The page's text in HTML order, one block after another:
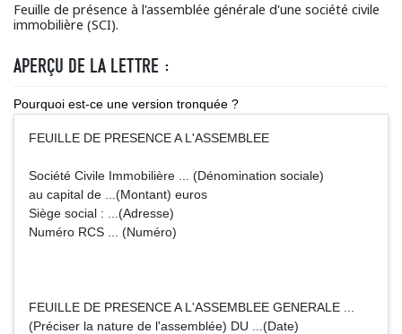
Feuille de présence à l'assemblée générale d'une société civile
immobilière (SCI).
APERÇU DE LA LETTRE :
Pourquoi est-ce une version tronquée ?
FEUILLE DE PRESENCE A L'ASSEMBLEE
Société Civile Immobilière ... (Dénomination sociale)
au capital de ...(Montant) euros
Siège social : ...(Adresse)
Numéro RCS ... (Numéro)
FEUILLE DE PRESENCE A L'ASSEMBLEE GENERALE ...
(Préciser la nature de l'assemblée) DU ...(Date)